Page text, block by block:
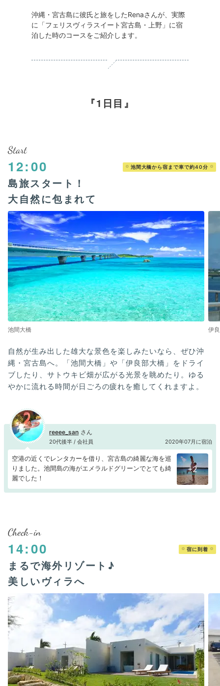
沖縄・宮古島に彼氏と旅をしたRenaさんが、実際
に「フェリスヴィラスイート宮古島・上野」に宿
泊した時のコースをご紹介します。
1日目
Start
12:00 池間大橋から宿まで車で約40分
島旅スタート！
大自然に包まれて
池間大橋 伊
自然が生み出した雄大な景色を楽しみたいなら、ぜひ沖
縄・宮古島へ。「池間大橋」や「伊良部大橋」をドライ
ブしたり、サトウキビ畑が広がる光景を眺めたり。ゆる
やかに流れる時間が日ごろの疲れを癒してくれますよ。
reeee_san
20代後半 / 会社員 2020年07月に宿泊
空港の近くでレンタカーを借り、宮古島の綺麗な海を巡
りました。池間島の海がエメラルドグリーンでとても綺
麗でした！
+2
Check-in
14:00 宿に到着
まるで海外リゾート♪
美しいヴィラへ